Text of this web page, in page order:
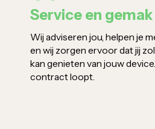
Service en gemak
Wij adviseren jou, helpen je
en wij zorgen ervoor dat jij
kan genieten van jouw
contract loopt.